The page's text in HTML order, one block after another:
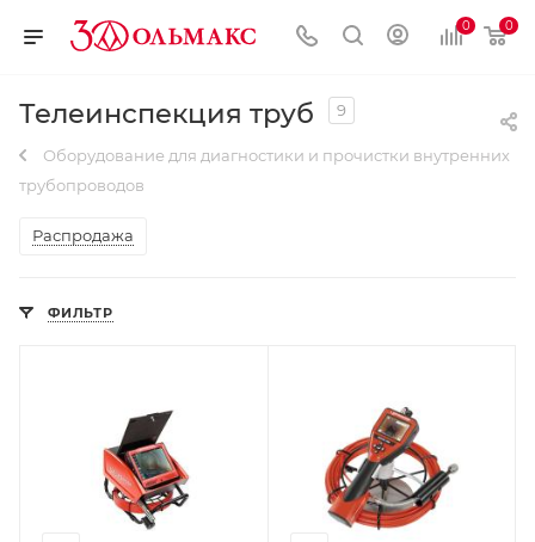
0 0
Телеинспекция труб 9
Оборудование для диагностики и прочистки внутренних
трубопроводов
Распродажа
ФИЛЬТР